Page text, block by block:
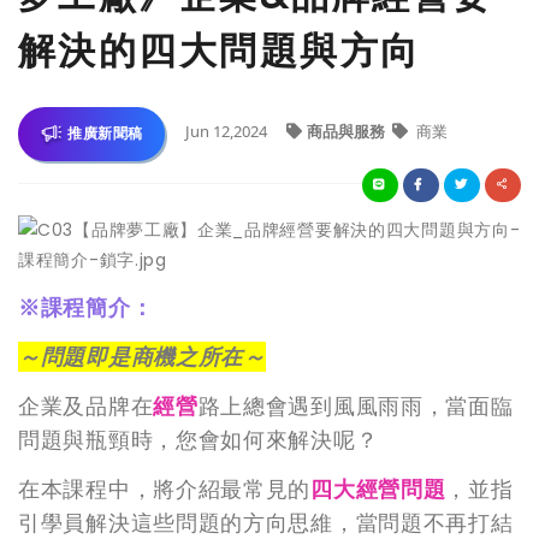
解決的四大問題與方向
推廣新聞稿 Jun 12,2024 商品與服務 商業
※課程簡介：
～問題即是商機之所在～
企業及品牌在經營路上總會遇到風風雨雨，當面臨
問題與瓶頸時，您會如何來解決呢？
在本課程中，將介紹最常見的四大經營問題 ，並指
引學員解決這些問題的方向思維，當問題不再打結